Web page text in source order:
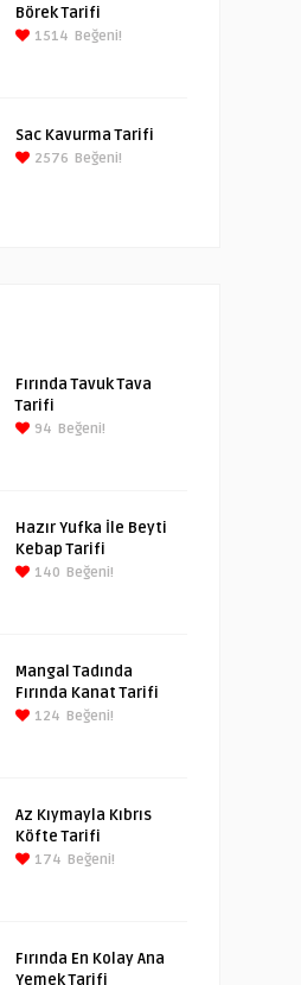
Börek Tarifi
1514 Beğeni!
Sac Kavurma Tarifi
2576 Beğeni!
Fırında Tavuk Tava
Tarifi
94 Beğeni!
Hazır Yufka İle Beyti
Kebap Tarifi
140 Beğeni!
Mangal Tadında
Fırında Kanat Tarifi
124 Beğeni!
Az Kıymayla Kıbrıs
Köfte Tarifi
174 Beğeni!
Fırında En Kolay Ana
Yemek Tarifi